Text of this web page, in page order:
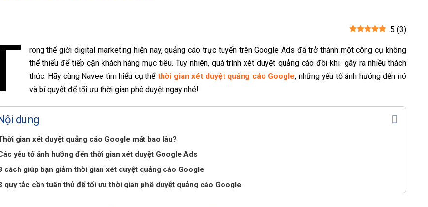
5 (3)
rong thế giới digital marketing hiện nay, quảng cáo trực tuyến trên Google Ads đã trở thành một công cụ không
thể thiếu để tiếp cận khách hàng mục tiêu. Tuy nhiên, quá trình xét duyệt quảng cáo đôi khi gây ra nhiều thách
thức. Hãy cùng Navee tìm hiểu cụ thể thời gian xét duyệt quảng cáo Google, những yếu tố ảnh hưởng đến nó
và bí quyết để tối ưu thời gian phê duyệt ngay nhé!
Nội dung
gian xét duyệt quảng cáo Google mất bao lâu?
yếu tố ảnh hưởng đến thời gian xét duyệt Google Ads
cách giúp bạn giảm thời gian xét duyệt quảng cáo Google
quy tắc cần tuân thủ để tối ưu thời gian phê duyệt quảng cáo Google